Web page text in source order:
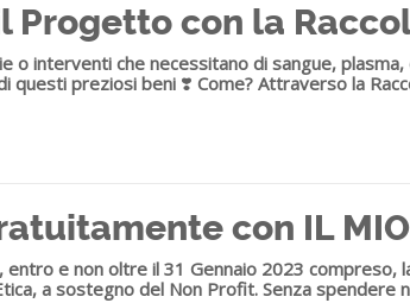
con la
interventi che necessitano di sangue,
questi preziosi beni ❣️ Come? Attraverso la
con IL MIO
, entro e non oltre il 31 Gennaio 2023 compreso,
a sostegno del Non Profit. Senza spendere